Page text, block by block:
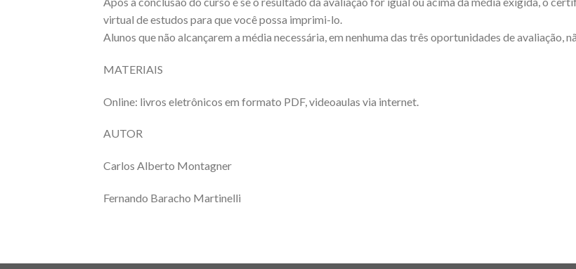
virtual de estudos para que você possa imprimi-lo.
Alunos que não alcançarem a média necessária, em nenhuma das três oportunidades de avaliação,
MATERIAIS
Online: livros eletrônicos em formato PDF, videoaulas via internet.
AUTOR
Carlos Alberto Montagner
Fernando Baracho Martinelli